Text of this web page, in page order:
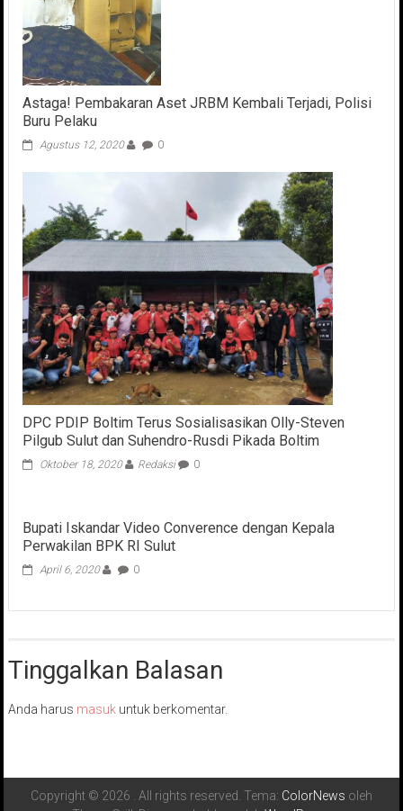
Astaga! Pembakaran Aset JRBM Kembali Terjadi, Polisi
Buru Pelaku
Agustus 12, 2020 0
DPC PDIP Boltim Terus Sosialisasikan Olly-Steven
Pilgub Sulut dan Suhendro-Rusdi Pikada Boltim
Oktober 18, 2020 Redaksi 0
Bupati Iskandar Video Converence dengan Kepala
Perwakilan BPK RI Sulut
April 6, 2020 0
Tinggalkan Balasan
Anda harus masuk untuk berkomentar.
Copyright © 2026 . All rights reserved. Tema: ColorNews oleh